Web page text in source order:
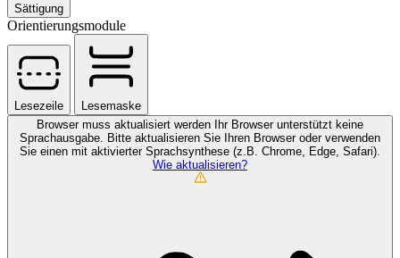
Sättigung
Orientierungsmodule
Lesezeile
Lesemaske
Browser muss aktualisiert werden
Ihr Browser unterstützt keine
Sprachausgabe. Bitte aktualisieren Sie Ihren Browser oder verwenden
Sie einen mit aktivierter Sprachsynthese (z.B. Chrome, Edge, Safari).
Wie aktualisieren?